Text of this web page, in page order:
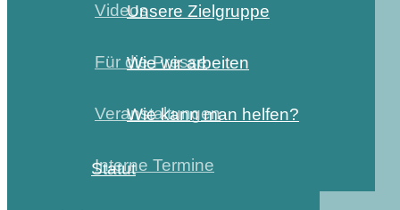
Videos
Für die Presse
Veranstaltungen
Interne Termine
Unsere Zielgruppe
Wie wir arbeiten
Wie kann man helfen?
Statut